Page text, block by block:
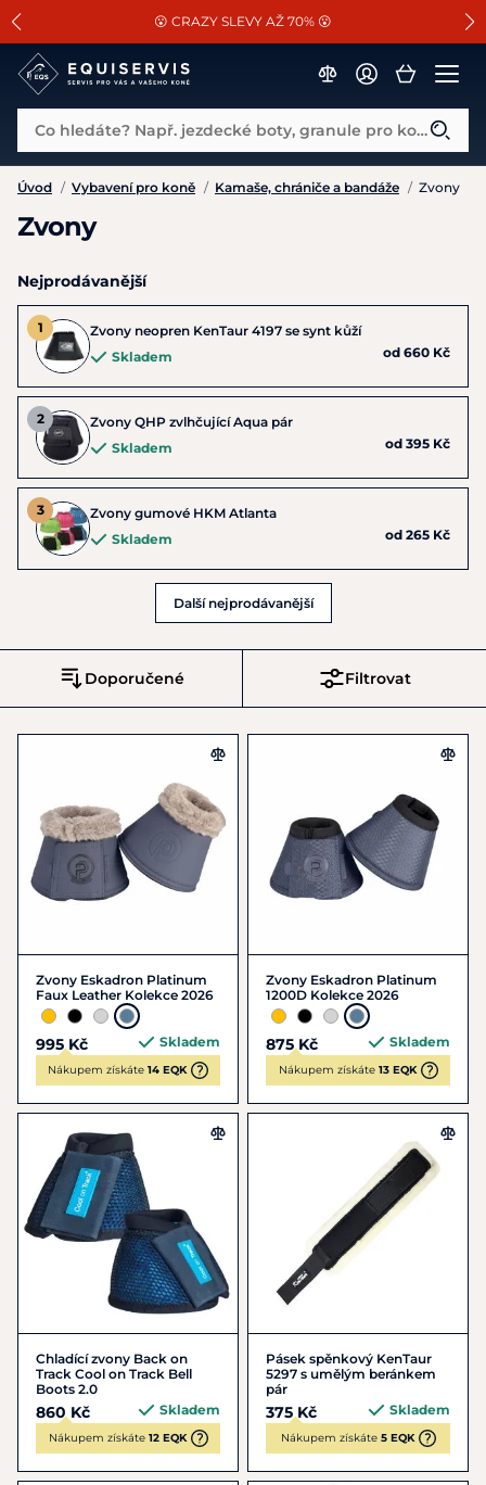
SLEVA 13% na vše od Cassini!
😮 CRAZY SLEVY AŽ 70% 😮
📐Pasování a doplňky k vybraným sedlům ZDARMA 🐴
Co hledáte? Např. jezdecké boty, granule pro koně...
Úvod / Vybavení pro koně / Kamaše, chrániče a bandáže / Zvony
Zvony
Nejprodávanější
Zvony neopren KenTaur 4197 se synt kůží
Skladem
od 660 Kč
Zvony QHP zvlhčující Aqua pár
Skladem
od 395 Kč
Zvony gumové HKM Atlanta
Skladem
od 265 Kč
Další nejprodávanější
Filtrovat
Doporučené
Zvony Eskadron Platinum
Faux Leather Kolekce 2026
995 Kč Skladem
Nákupem získáte 14 EQK
Zvony Eskadron Platinum
1200D Kolekce 2026
875 Kč Skladem
Nákupem získáte 13 EQK
Chladící zvony Back on
Track Cool on Track Bell
Boots 2.0
860 Kč Skladem
Nákupem získáte 12 EQK
Pásek spěnkový KenTaur
5297 s umělým beránkem
pár
375 Kč Skladem
Nákupem získáte 5 EQK